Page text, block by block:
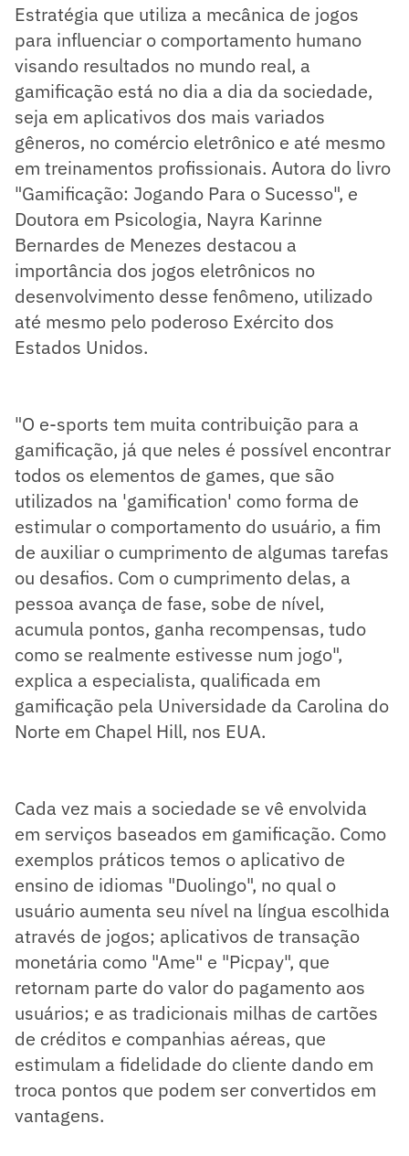
Estratégia que utiliza a mecânica de jogos
para influenciar o comportamento humano
visando resultados no mundo real, a
gamificação está no dia a dia da sociedade,
seja em aplicativos dos mais variados
gêneros, no comércio eletrônico e até mesmo
em treinamentos profissionais. Autora do livro
"Gamificação: Jogando Para o Sucesso", e
Doutora em Psicologia, Nayra Karinne
Bernardes de Menezes destacou a
importância dos jogos eletrônicos no
desenvolvimento desse fenômeno, utilizado
até mesmo pelo poderoso Exército dos
Estados Unidos.
"O e-sports tem muita contribuição para a
gamificação, já que neles é possível encontrar
todos os elementos de games, que são
utilizados na 'gamification' como forma de
estimular o comportamento do usuário, a fim
de auxiliar o cumprimento de algumas tarefas
ou desafios. Com o cumprimento delas, a
pessoa avança de fase, sobe de nível,
acumula pontos, ganha recompensas, tudo
como se realmente estivesse num jogo",
explica a especialista, qualificada em
gamificação pela Universidade da Carolina do
Norte em Chapel Hill, nos EUA.
Cada vez mais a sociedade se vê envolvida
em serviços baseados em gamificação. Como
exemplos práticos temos o aplicativo de
ensino de idiomas "Duolingo", no qual o
usuário aumenta seu nível na língua escolhida
através de jogos; aplicativos de transação
monetária como "Ame" e "Picpay", que
retornam parte do valor do pagamento aos
usuários; e as tradicionais milhas de cartões
de créditos e companhias aéreas, que
estimulam a fidelidade do cliente dando em
troca pontos que podem ser convertidos em
vantagens.